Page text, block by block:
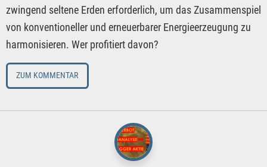
zwingend seltene Erden erforderlich, um das Zusammenspiel
von konventioneller und erneuerbarer Energieerzeugung zu
harmonisieren. Wer profitiert davon?
ZUM KOMMENTAR